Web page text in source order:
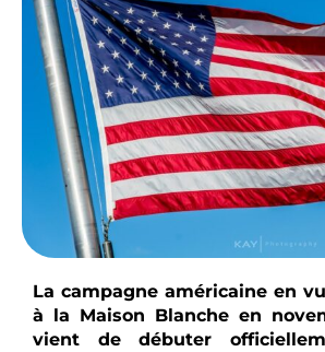
La campagne américaine en
à la Maison Blanche en
vient de débuter